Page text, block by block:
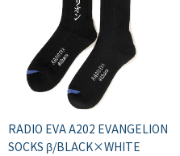
RADIO EVA A202 EVANGELION
SOCKS β/BLACK×WHITE